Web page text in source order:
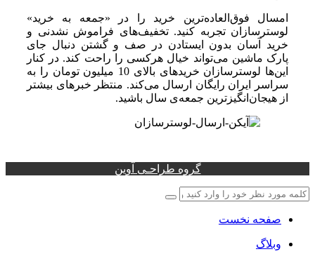
امسال فوق‌العاده‌ترین خرید را در «جمعه به خرید»
لوسترسازان تجربه کنید. تخفیف‌های فراموش نشدنی و
خرید آسان بدون ایستادن در صف و گشتن دنبال جای
پارک ماشین می‌تواند خیال هرکسی را راحت کند. در کنار
این‌ها لوسترسازان خریدهای بالای 10 میلیون تومان را به
سراسر ایران رایگان ارسال می‌کند. منتظر خبرهای بیشتر
از هیجان‌انگیزترین جمعه‌ی سال باشید.
گروه طراحـی آوین
صفحه نخست
وبلاگ